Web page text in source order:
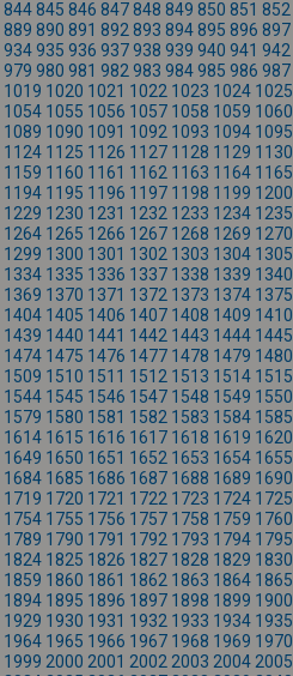
844845 846 847848 849 850 851 852
889 890 891 892 893 894895 896 897
934935 936 937938 939 940 941 942
979 980 981 982 983 984985 986 987
1019 1020 1021 1022 1023 1024 1025
1054 1055 1056 1057 1058 1059 1060
1089 1090 1091 1092 1093 1094 1095
1124 1125 1126 1127 1128 1129 1130
1159 1160 1161 1162 1163 1164 1165
1194 1195 1196 1197 1198 1199 1200
1229 1230 1231 1232 1233 1234 1235
1264 1265 1266 1267 1268 1269 1270
1299 1300 1301 1302 1303 1304 1305
1334 1335 1336 1337 1338 1339 1340
1369 1370 1371 1372 1373 1374 1375
1404 1405 1406 1407 1408 1409 1410
1439 1440 1441 1442 1443 1444 1445
1474 1475 1476 1477 1478 1479 1480
1509 1510 1511 1512 1513 1514 1515
1544 1545 1546 1547 1548 1549 1550
1579 1580 1581 1582 1583 1584 1585
1614 1615 1616 1617 1618 1619 1620
1649 1650 1651 1652 1653 1654 1655
1684 1685 1686 1687 1688 1689 1690
1719 1720 1721 1722 1723 1724 1725
1754 1755 1756 1757 1758 1759 1760
1789 1790 1791 1792 1793 1794 1795
1824 1825 1826 1827 1828 1829 1830
1859 1860 1861 1862 1863 1864 1865
1894 1895 1896 1897 1898 1899 1900
1929 1930 1931 1932 1933 1934 1935
1964 1965 1966 1967 1968 1969 1970
1999 2000 2001 2002 2003 2004 2005